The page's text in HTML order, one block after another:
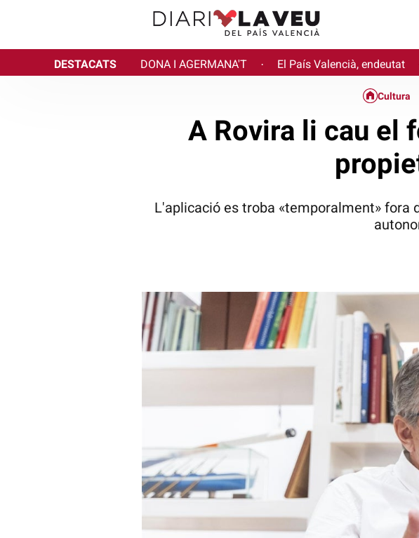
DESTACATS DONA I AGERMANA'T · El País Valencià, endeutat
Cultura
A Rovira li cau el
L'aplicació es troba «temporalment» fora